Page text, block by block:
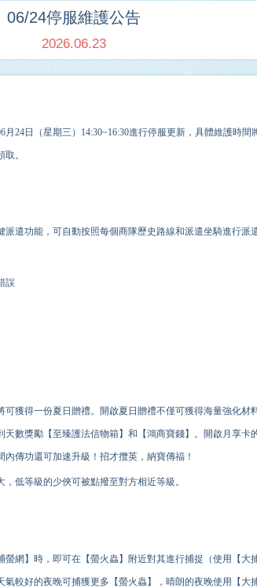
06/24停服維護公告
2026.06.23
月24日（星期三）14:30~16:30進行停服更新，具體維護時
。
遣功能，可自動按照每個商隊歷史路線和派遣坐騎進行派遣
誤
獲得一份夏日贈禮。開啟夏日贈禮不僅可獲得海量強化材
數獎勵【至臻護法信物箱】和【鴻商寶錢】。開啟月享卡
傳功還可加速升級！招才攬英，納寶傳福！
低等級的少俠可被點撥至對方相近等級。
網】時，即可在【螢火蟲】附近對其進行捕捉（使用【大
較好的夜晚可捕獲更多【螢火蟲】，晴朗的夜晚使用【大